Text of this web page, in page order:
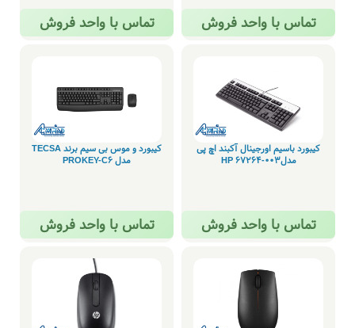
تماس با واحد فروش تماس با واحد فروش
کیبورد باسیم اورجینال آکبند اچ پی
مدل003-HP 67264
تماس با واحد فروش
کیبورد و موس بی سیم برند TECSA
مدل PROKEY-C6
تماس با واحد فروش